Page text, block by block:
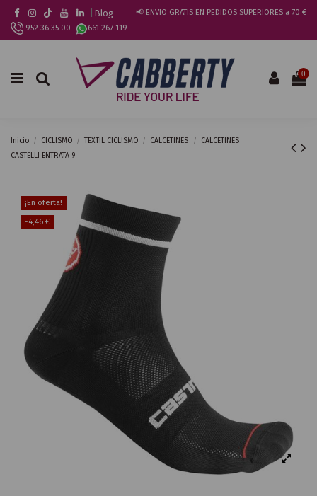
Blog
📢 ENVIO GRATIS EN PEDIDOS SUPERIORES a 70 €
952 36 35 00
661 267 119
0
Inicio CICLISMO TEXTIL CICLISMO CALCETINES
CALCETINES
CASTELLI ENTRATA 9
¡En oferta!
-4,46 €